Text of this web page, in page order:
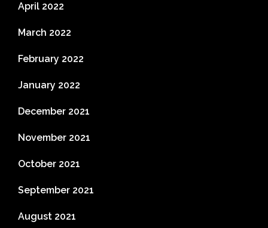
April 2022
March 2022
February 2022
January 2022
December 2021
November 2021
October 2021
September 2021
August 2021